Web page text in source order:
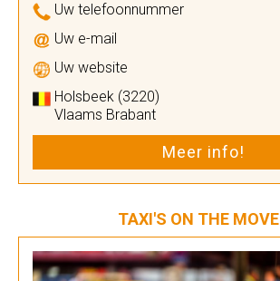
Uw telefoonnummer
Uw e-mail
Uw website
Holsbeek (3220)
Vlaams Brabant
Meer info!
TAXI'S ON THE MOVE